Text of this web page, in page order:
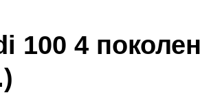
100 4